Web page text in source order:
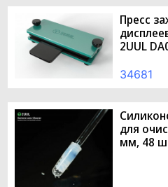
Пресс
2UUL
34681
для
мм, 48